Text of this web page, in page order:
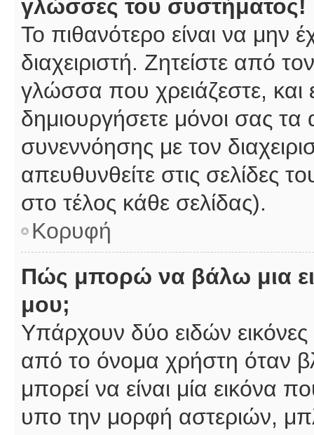
γλώσσες του συστήματος!
Το πιθανότερο είναι να μην
διαχειριστή. Ζητείστε από
γλώσσα που χρειάζεστε, και
δημιουργήσετε μόνοι σας
συνεννόησης με τον
απευθυνθείτε στις
στο τέλος κάθε σελίδας).
Κορυφή
Πώς μπορώ να βάλω μια
μου;
Υπάρχουν δύο ειδών
από το όνομα χρήστη όταν
μπορεί να είναι μία εικόνα
υπο την μορφή αστεριών,